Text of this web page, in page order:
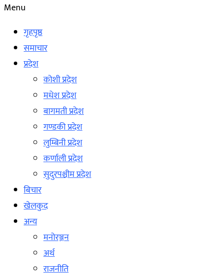
Menu
गृहपृष्ठ
समाचार
प्रदेश
कोशी प्रदेश
मधेश प्रदेश
बागमती प्रदेश
गण्डकी प्रदेश
लुम्बिनी प्रदेश
कर्णाली प्रदेश
सुदुरपश्चीम प्रदेश
बिचार
खेलकुद
अन्य
मनोरञ्जन
अर्थ
राजनीति